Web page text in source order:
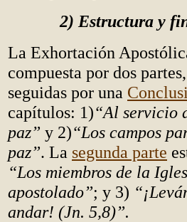
2) Estructura y
La Exhortación
compuesta por dos
seguidas por una
capítulos: 1)“Al servicio
paz” y 2)“Los campos
paz”. La segunda parte
“Los miembros de la
apostolado”; y 3)
andar! (Jn. 5,8)”.